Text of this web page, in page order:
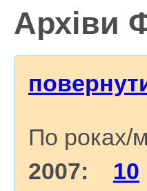
Архіви
По роках/
2007: 10